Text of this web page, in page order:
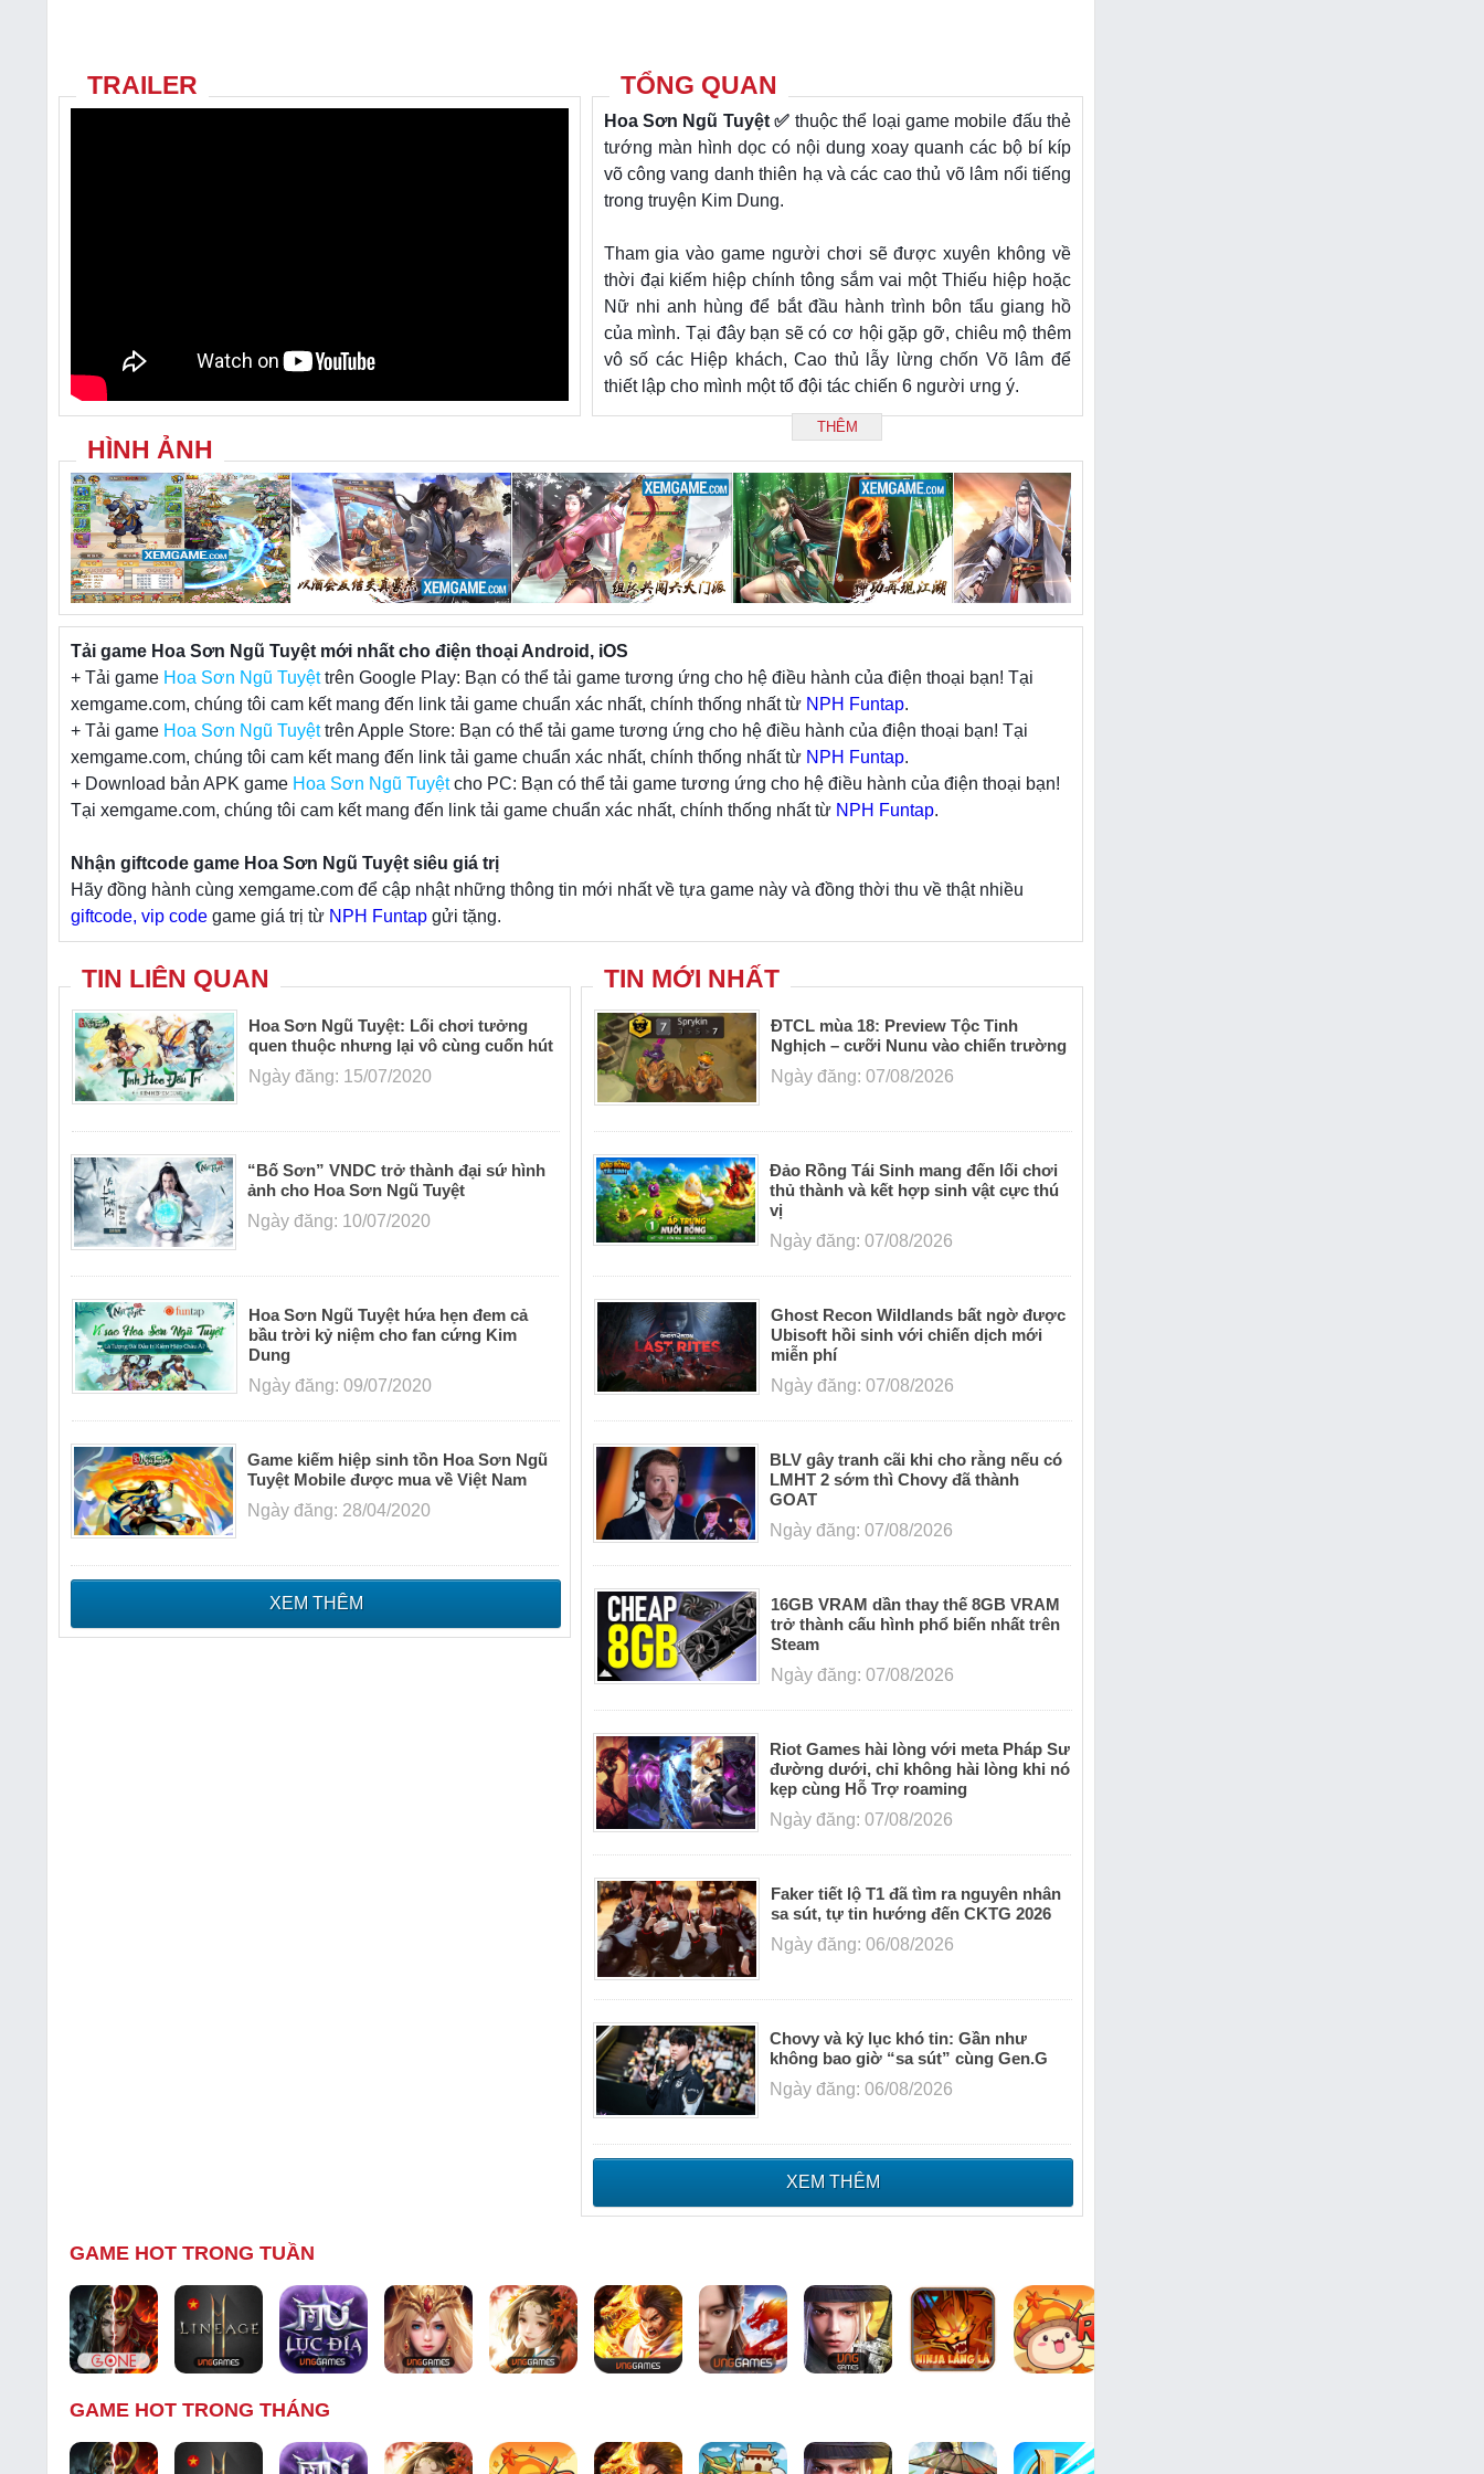
TRAILER TỔNG QUAN
Hoa Sơn Ngũ Tuyệt ✅ thuộc thể loại game mobile đấu thẻ
tướng màn hình dọc có nội dung xoay quanh các bộ bí kíp
võ công vang danh thiên hạ và các cao thủ võ lâm nổi tiếng
trong truyện Kim Dung.
Tham gia vào game người chơi sẽ được xuyên không về
thời đại kiếm hiệp chính tông sắm vai một Thiếu hiệp hoặc
Nữ nhi anh hùng để bắt đầu hành trình bôn tẩu giang hồ
của mình. Tại đây bạn sẽ có cơ hội gặp gỡ, chiêu mộ thêm
vô số các Hiệp khách, Cao thủ lẫy lừng chốn Võ lâm để
thiết lập cho mình một tổ đội tác chiến 6 người ưng ý.
Về đồ họa, dù chỉ sử dụng đồ họa 2D+ nhưng Hoa Sơn
Ngũ Tuyệt Mobile mang lại một trải nghiệm thị giác rất ấn
tượng cho người chơi. Cụ thể nhân vật được thiết kế theo
phong cách q-style dễ thương nhưng vẫn thể hiện được cái
thần thái riêng biệt. Kế đến là các chuyển động cùng động
tác ra đòn được đầu tư mượt mà, cho hiệu ứng kỹ năng vô
cùng mãn nhãn.
THÊM
HÌNH ẢNH
Tải game Hoa Sơn Ngũ Tuyệt mới nhất cho điện thoại Android, iOS
+ Tải game Hoa Sơn Ngũ Tuyệttrên Google Play: Bạn có thể tải game tương ứng cho hệ điều hành của điện thoại bạn! Tại
xemgame.com, chúng tôi cam kết mang đến link tải game chuẩn xác nhất, chính thống nhất từ NPH Funtap.
+ Tải game Hoa Sơn Ngũ Tuyệttrên Apple Store: Bạn có thể tải game tương ứng cho hệ điều hành của điện thoại bạn! Tại
xemgame.com, chúng tôi cam kết mang đến link tải game chuẩn xác nhất, chính thống nhất từ NPH Funtap.
+ Download bản APK game Hoa Sơn Ngũ Tuyệtcho PC: Bạn có thể tải game tương ứng cho hệ điều hành của điện thoại bạn!
Tại xemgame.com, chúng tôi cam kết mang đến link tải game chuẩn xác nhất, chính thống nhất từ NPH Funtap.
Nhận giftcode game Hoa Sơn Ngũ Tuyệt siêu giá trị
Hãy đồng hành cùng xemgame.com để cập nhật những thông tin mới nhất về tựa game này và đồng thời thu về thật nhiều
giftcode, vip code game giá trị từ NPH Funtap gửi tặng.
TIN LIÊN QUAN
Hoa Sơn Ngũ Tuyệt: Lối chơi tưởng
quen thuộc nhưng lại vô cùng cuốn hút
Ngày đăng: 15/07/2020
“Bố Sơn” VNDC trở thành đại sứ hình
ảnh cho Hoa Sơn Ngũ Tuyệt
Ngày đăng: 10/07/2020
Hoa Sơn Ngũ Tuyệt hứa hẹn đem cả
bầu trời kỷ niệm cho fan cứng Kim
Dung
Ngày đăng: 09/07/2020
Game kiếm hiệp sinh tồn Hoa Sơn Ngũ
Tuyệt Mobile được mua về Việt Nam
Ngày đăng: 28/04/2020
XEM THÊM
TIN MỚI NHẤT
ĐTCL mùa 18: Preview Tộc Tinh
Nghịch – cưỡi Nunu vào chiến trường
Ngày đăng: 07/08/2026
Đảo Rồng Tái Sinh mang đến lối chơi
thủ thành và kết hợp sinh vật cực thú
vị
Ngày đăng: 07/08/2026
Ghost Recon Wildlands bất ngờ được
Ubisoft hồi sinh với chiến dịch mới
miễn phí
Ngày đăng: 07/08/2026
BLV gây tranh cãi khi cho rằng nếu có
LMHT 2 sớm thì Chovy đã thành
GOAT
Ngày đăng: 07/08/2026
16GB VRAM dần thay thế 8GB VRAM
trở thành cấu hình phổ biến nhất trên
Steam
Ngày đăng: 07/08/2026
Riot Games hài lòng với meta Pháp Sư
đường dưới, chỉ không hài lòng khi nó
kẹp cùng Hỗ Trợ roaming
Ngày đăng: 07/08/2026
Faker tiết lộ T1 đã tìm ra nguyên nhân
sa sút, tự tin hướng đến CKTG 2026
Ngày đăng: 06/08/2026
Chovy và kỷ lục khó tin: Gần như
không bao giờ “sa sút” cùng Gen.G
Ngày đăng: 06/08/2026
XEM THÊM
GAME HOT TRONG TUẦN
GAME HOT TRONG THÁNG